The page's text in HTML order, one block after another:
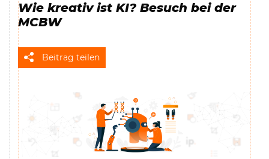
Wie kreativ ist KI? Besuch bei der
MCBW
Beitrag teilen